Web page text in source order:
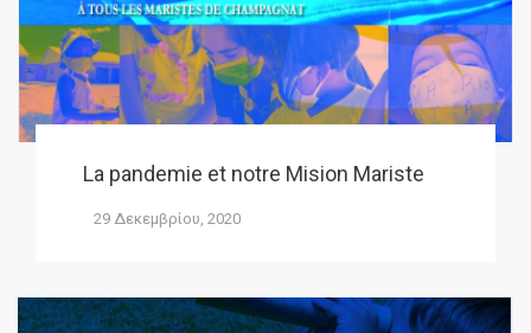
La pandemie et notre Mision Mariste
29 Δεκεμβρίου, 2020